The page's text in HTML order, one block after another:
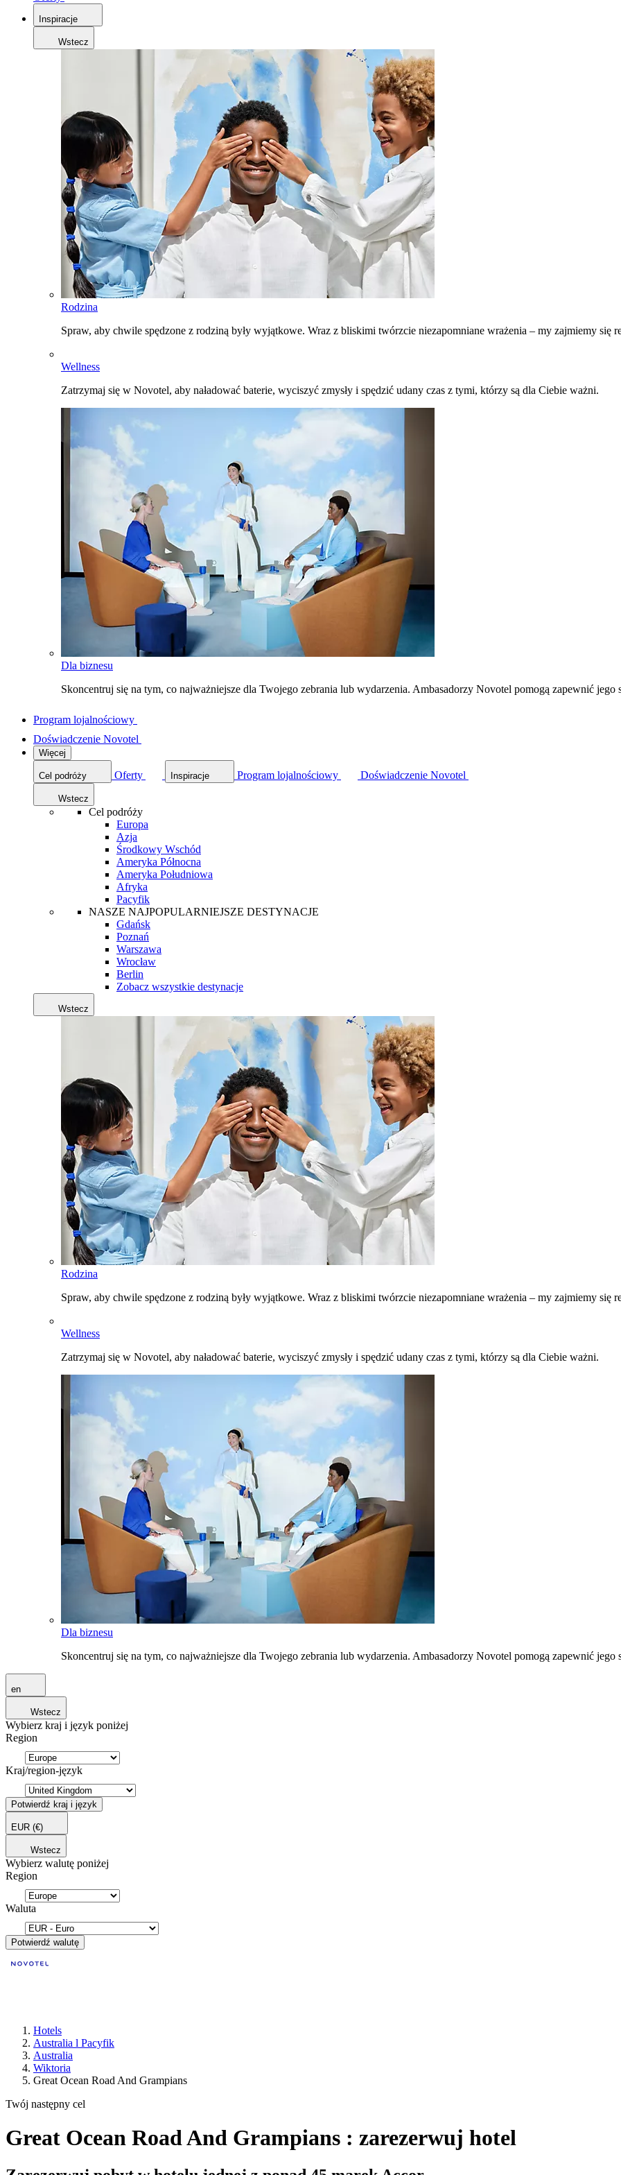
Inspiracje
Wstecz
Rodzina
Spraw, aby chwile spędzone z rodziną były wyjątkowe. Wraz z bliskimi twórzcie niezapomniane wrażenia – my zajmiemy się
Wellness
Zatrzymaj się w Novotel, aby naładować baterie, wyciszyć zmysły i spędzić udany czas z tymi, którzy są dla Ciebie ważni.
Dla biznesu
Skoncentruj się na tym, co najważniejsze dla Twojego zebrania lub wydarzenia. Ambasadorzy Novotel pomogą zapewnić jego
Program lojalnościowy
Doświadczenie Novotel
Więcej
Cel podróży Oferty Inspiracje Program lojalnościowy Doświadczenie Novotel
Wstecz
Cel podróży
Europa
Azja
Środkowy Wschód
Ameryka Północna
Ameryka Południowa
Afryka
Pacyfik
NASZE NAJPOPULARNIEJSZE DESTYNACJE
Gdańsk
Poznań
Warszawa
Wrocław
Berlin
Zobacz wszystkie destynacje
Wstecz
Rodzina
Spraw, aby chwile spędzone z rodziną były wyjątkowe. Wraz z bliskimi twórzcie niezapomniane wrażenia – my zajmiemy się
Wellness
Zatrzymaj się w Novotel, aby naładować baterie, wyciszyć zmysły i spędzić udany czas z tymi, którzy są dla Ciebie ważni.
Dla biznesu
Skoncentruj się na tym, co najważniejsze dla Twojego zebrania lub wydarzenia. Ambasadorzy Novotel pomogą zapewnić jego
en
Wstecz
Wybierz kraj i język poniżej
Region
Kraj/region-język
Potwierdź kraj i język
EUR (€)
Wstecz
Wybierz walutę poniżej
Region
Waluta
Potwierdź walutę
Hotels
Australia l Pacyfik
Australia
Wiktoria
Great Ocean Road And Grampians
Twój następny cel
Great Ocean Road And Grampians : zarezerwuj hotel